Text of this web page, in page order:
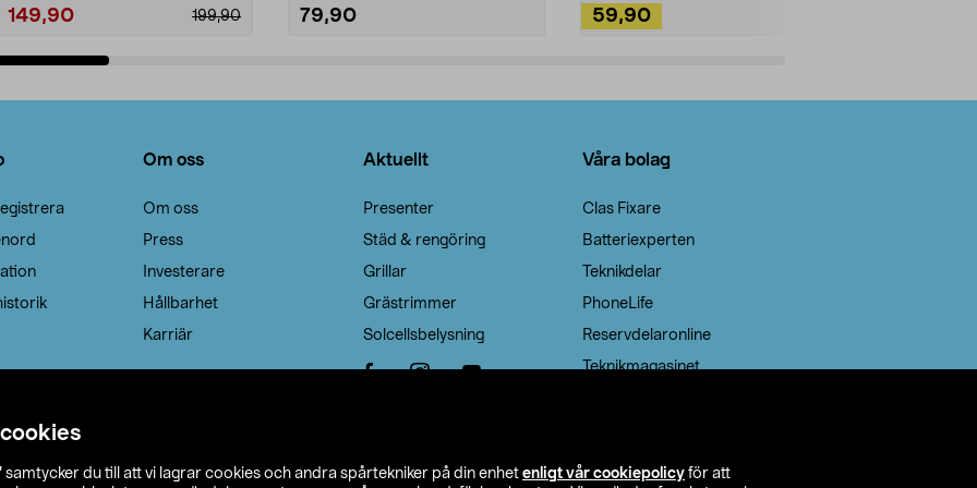
samtycker du till att vi lagrar cookies och andra spårtekniker på din enhet enligt vår cookiepolicy för att
199,90
149,90 79,90 59,90
Om oss
Om oss
Press
Investerare
Hållbarhet
Karriär
Aktuellt
Presenter
Städ & rengöring
Grillar
Grästrimmer
Solcellsbelysning
Våra bolag
Clas Fixare
Batteriexperten
Teknikdelar
PhoneLife
Reservdelaronline
Teknikmagasinet